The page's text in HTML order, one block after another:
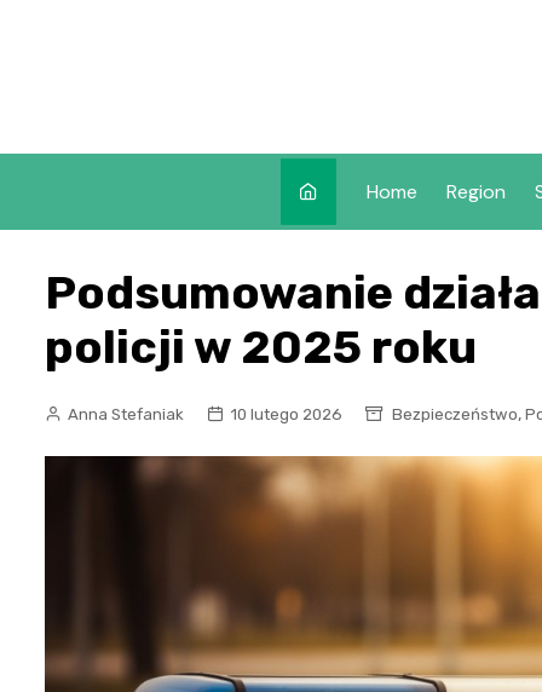
Home Region
Podsumowanie
policji w 2025 roku
Anna Stefaniak 10 lutego 2026 Bezpieczeństwo,